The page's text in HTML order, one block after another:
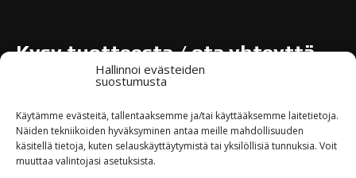
Hallinnoi evästeiden
suostumusta
Käytämme evästeitä, tallentaaksemme ja/tai käyttääksemme laitetietoja.
Näiden tekniikoiden hyväksyminen antaa meille mahdollisuuden
käsitellä tietoja, kuten selauskäyttäytymistä tai yksilöllisiä tunnuksia. Voit
muuttaa valintojasi asetuksista.
Kysy tuotteesta / ota yhteyttä